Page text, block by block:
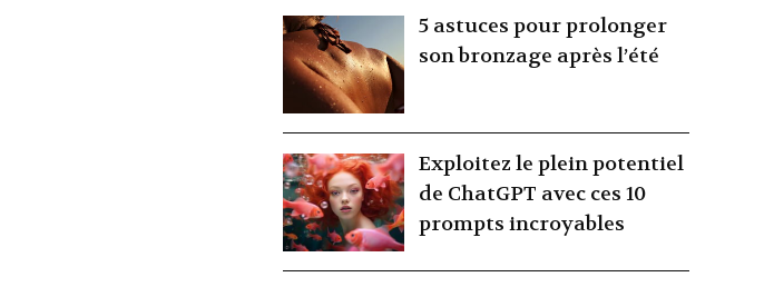
5 astuces pour prolonger
son bronzage après l’été
Exploitez le plein potentiel
de ChatGPT avec ces 10
prompts incroyables